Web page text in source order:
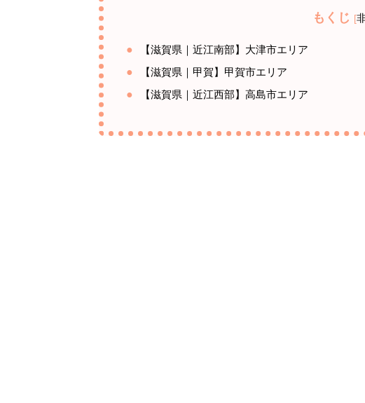
もくじ [
【滋賀県｜近江南部】大津市エリア
【滋賀県｜甲賀】甲賀市エリア
【滋賀県｜近江西部】高島市エリア